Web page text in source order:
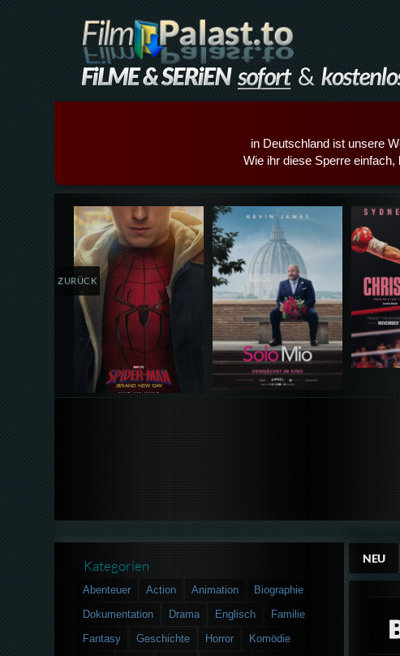
in Deutschland ist unsere
Wie ihr diese Sperre
Details,Play Details,Play
ZURÜCK
NEU
Kategorien
Abenteuer Action Animation
Biographie
Dokumentation
Drama Englisch
Familie
Fantasy
Geschichte Horror
Komödie